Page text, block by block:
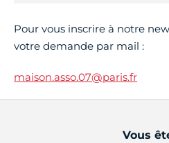
Pour vous inscrire à notre
votre demande par mail :
maison.asso.07@paris.fr
Vous